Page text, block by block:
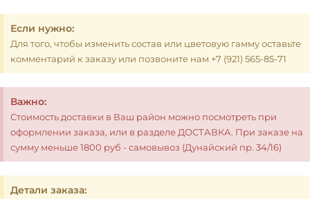
Если нужно:
Для того, чтобы изменить состав или цветовую гамму оставьте
комментарий к заказу или позвоните нам +7 (921) 565-85-71
Важно:
Стоимость доставки в Ваш район можно посмотреть при
оформлении заказа, или в разделе ДОСТАВКА. При заказе на
сумму меньше 1800 руб - самовывоз (Дунайский пр. 34/16)
Детали заказа: